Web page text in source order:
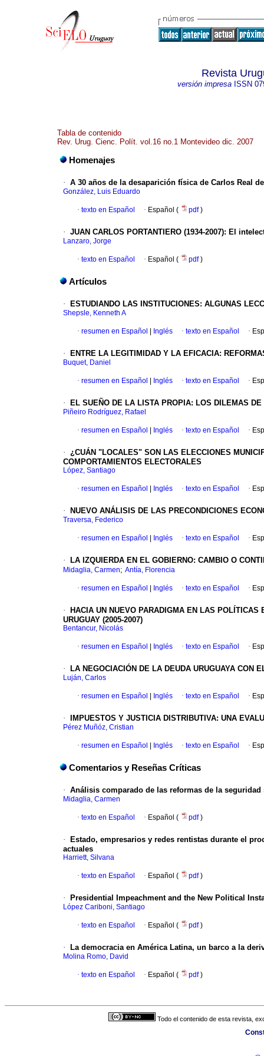
Revista
versión impresaISSN
Tabla de contenido
Rev. Urug. Cienc. Polít. vol.16 no.1 Montevideo dic. 2007
Homenajes
· A 30 años de la desaparición física de Carlos Real
González, Luis Eduardo
· texto en Español · Español ( pdf)
· JUAN CARLOS PORTANTIERO (1934-2007): El
Lanzaro, Jorge
· texto en Español · Español ( pdf)
Artículos
· ESTUDIANDO LAS INSTITUCIONES: ALGUNAS
Shepsle, Kenneth A
· resumen en Español Inglés · texto en Español ·
· ENTRE LA LEGITIMIDAD Y LA EFICACIA:
Buquet, Daniel
· resumen en Español Inglés · texto en Español ·
· EL SUEÑO DE LA LISTA PROPIA: LOS DILEMAS DE
Piñeiro Rodríguez, Rafael
· resumen en Español Inglés · texto en Español ·
· ¿CUÁN "LOCALES" SON LAS ELECCIONES
COMPORTAMIENTOS ELECTORALES
López, Santiago
· resumen en Español Inglés · texto en Español ·
· NUEVO ANÁLISIS DE LAS PRECONDICIONES
Traversa, Federico
· resumen en Español Inglés · texto en Español ·
· LA IZQUIERDA EN EL GOBIERNO: CAMBIO O
Midaglia, Carmen; Antía, Florencia
· resumen en Español Inglés · texto en Español ·
·
HACIA UN NUEVO PARADIGMA EN LAS
URUGUAY (2005-2007)
Bentancur, Nicolás
· resumen en Español Inglés · texto en Español ·
· LA NEGOCIACIÓN DE LA DEUDA URUGUAYA CON
Luján, Carlos
· resumen en Español Inglés · texto en Español ·
· IMPUESTOS Y JUSTICIA DISTRIBUTIVA: UNA
Pérez Muñóz, Cristian
· resumen en Español Inglés · texto en Español ·
Comentarios y Reseñas Críticas
· Análisis comparado de las reformas de la
Midaglia, Carmen
· texto en Español · Español ( pdf)
·
Estado, empresarios y redes rentistas durante el
actuales
Harriett, Silvana
· texto en Español · Español ( pdf)
· Presidential Impeachment and the New Political
López Cariboni, Santiago
· texto en Español · Español ( pdf)
· La democracia en América Latina, un barco a la
Molina Romo, David
· texto en Español · Español ( pdf)
Todo el contenido de esta revista,